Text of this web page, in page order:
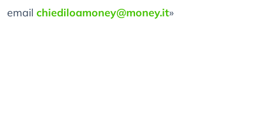
email chiediloamoney@money.it»